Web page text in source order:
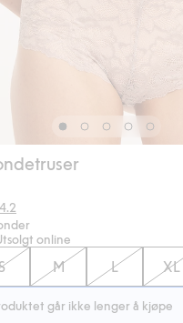
Gjennomsnittskarakter:
4.2
online
M L XL
går ikke lenger å kjøpe